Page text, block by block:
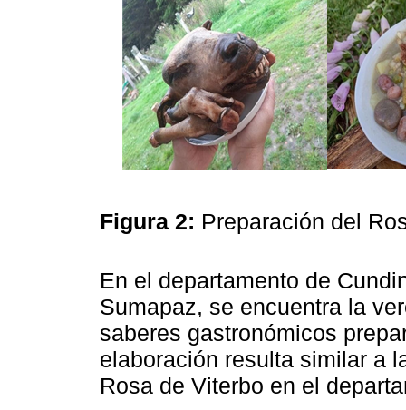
Figura 2: Preparación del
En el departamento de
Sumapaz, se encuentra la
saberes gastronómicos
elaboración resulta similar a
Rosa de Viterbo en el